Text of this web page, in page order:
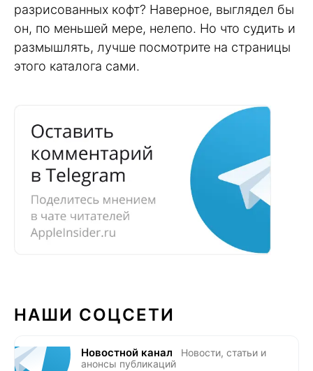
разрисованных кофт? Наверное, выглядел бы
он, по меньшей мере, нелепо. Но что судить и
размышлять, лучше посмотрите на страницы
этого каталога сами.
НАШИ СОЦСЕТИ
Новостной канал
Новости, статьи и
анонсы публикаций